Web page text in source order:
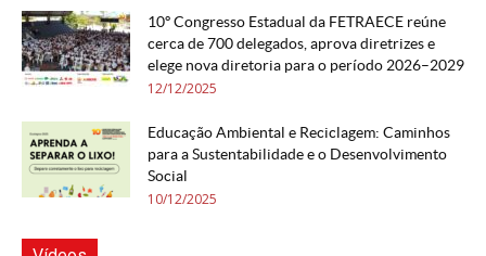
10º Congresso Estadual da FETRAECE reúne
cerca de 700 delegados, aprova diretrizes e
elege nova diretoria para o período 2026–2029
12/12/2025
Educação Ambiental e Reciclagem: Caminhos
para a Sustentabilidade e o Desenvolvimento
Social
10/12/2025